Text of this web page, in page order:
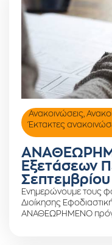
Ανακοινώσεις
Έκτακτες
Εξετάσεων
Ενημερώνουμε τους
Διοίκησης
ΑΝΑΘΕΩΡΗΜΕΝΟ